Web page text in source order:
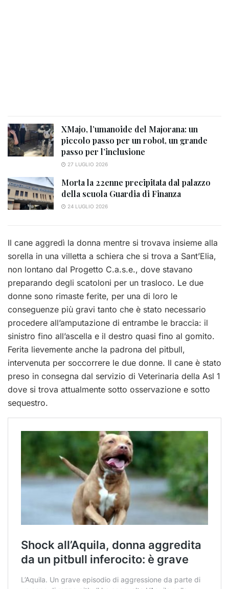
XMajo, l’umanoide del Majorana: un
piccolo passo per un robot, un grande
passo per l’inclusione
27 LUGLIO 2026
Morta la 22enne precipitata dal palazzo
della scuola Guardia di Finanza
24 LUGLIO 2026
Il cane aggredì la donna mentre si trovava insieme alla
sorella in una villetta a schiera che si trova a Sant’Elia,
non lontano dal Progetto C.a.s.e., dove stavano
preparando degli scatoloni per un trasloco. Le due
donne sono rimaste ferite, per una di loro le
conseguenze più gravi tanto che è stato necessario
procedere all’amputazione di entrambe le braccia: il
sinistro fino all’ascella e il destro quasi fino al gomito.
Ferita lievemente anche la padrona del pitbull,
intervenuta per soccorrere le due donne. Il cane è stato
preso in consegna dal servizio di Veterinaria della Asl 1
dove si trova attualmente sotto osservazione e sotto
sequestro.